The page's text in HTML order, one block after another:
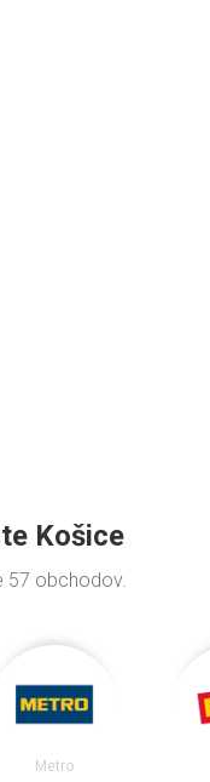
Košice
57 obchodov.
Metro